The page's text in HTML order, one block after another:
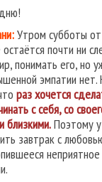
Утром субботы от
почти ни
понимать его, но
эмпатии нет.
раз хочется
с себя, со
близкими.Поэтому
завтрак с